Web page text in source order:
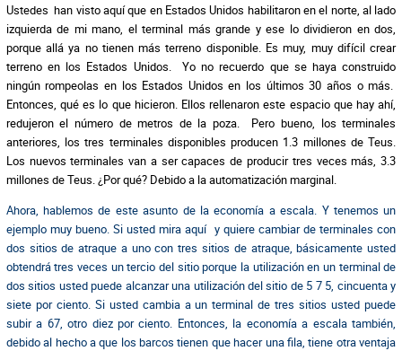
Ustedes han visto aquí que en Estados Unidos habilitaron en el norte, al lado
izquierda de mi mano, el terminal más grande y ese lo dividieron en dos,
porque allá ya no tienen más terreno disponible. Es muy, muy difícil crear
terreno en los Estados Unidos. Yo no recuerdo que se haya construido
ningún rompeolas en los Estados Unidos en los últimos 30 años o más.
Entonces, qué es lo que hicieron. Ellos rellenaron este espacio que hay ahí,
redujeron el número de metros de la poza. Pero bueno, los terminales
anteriores, los tres terminales disponibles producen 1.3 millones de Teus.
Los nuevos terminales van a ser capaces de producir tres veces más, 3.3
millones de Teus. ¿Por qué? Debido a la automatización marginal.
Ahora, hablemos de este asunto de la economía a escala. Y tenemos un
ejemplo muy bueno. Si usted mira aquí y quiere cambiar de terminales con
dos sitios de atraque a uno con tres sitios de atraque, básicamente usted
obtendrá tres veces un tercio del sitio porque la utilización en un terminal de
dos sitios usted puede alcanzar una utilización del sitio de 5 7 5, cincuenta y
siete por ciento. Si usted cambia a un terminal de tres sitios usted puede
subir a 67, otro diez por ciento. Entonces, la economía a escala también,
debido al hecho a que los barcos tienen que hacer una fila, tiene otra ventaja